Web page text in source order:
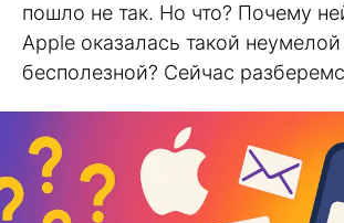
пошло не так. Но что? Почему
Apple оказалась такой
бесполезной? Сейчас